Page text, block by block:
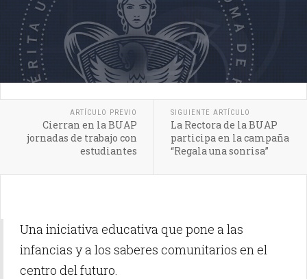
ARTÍCULO PREVIO
Cierran en la BUAP
jornadas de trabajo con
estudiantes
SIGUIENTE ARTÍCULO
La Rectora de la BUAP
participa en la campaña
“Regala una sonrisa”
Una iniciativa educativa que pone a las
infancias y a los saberes comunitarios en el
centro del futuro.